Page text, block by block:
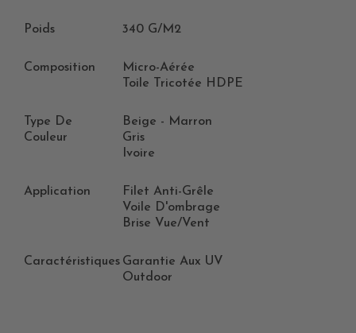
Poids 340 G/m2
Composition
Micro-Aérée
Toile Tricotée HDPE
Type De
Couleur
Beige - Marron
Gris
Ivoire
Application
Filet Anti-Grêle
Voile D'ombrage
Brise Vue/vent
Caractéristiques Garantie Aux UV
Outdoor